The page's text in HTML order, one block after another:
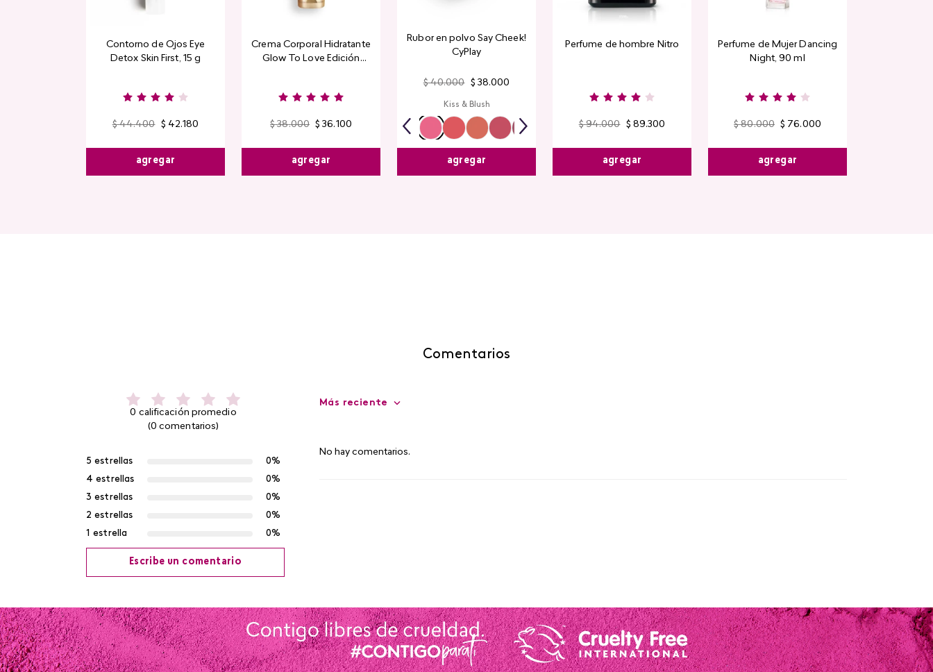
Contorno de Ojos Eye
Detox Skin First, 15 g
$ 44.400 $ 42.180
agregar
Crema Corporal Hidratante
Glow To Love Edición
$ 38.000 $ 36.100
agregar
Rubor en polvo Say Cheek!
CyPlay
$ 40.000 $ 38.000
Kiss & Blush
agregar
Perfume de hombre Nitro
$ 94.000 $ 89.300
agregar
Perfume de Mujer Dancing
Night, 90 ml
$ 80.000 $ 76.000
agregar
Comentarios
0 calificación promedio
(0 comentarios)
5 estrellas
0%
4 estrellas
0%
3 estrellas
0%
2 estrellas
0%
1 estrella
0%
Escribe un comentario
Agregar comentario
Título
Más reciente
No hay comentarios.